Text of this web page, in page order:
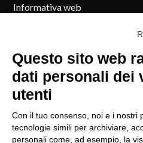
Informativa web
Reclami
Registro RUI
Procedura di policy
Modifica preferenze GDPR
Questo sito web
dati personali dei
utenti
Con il tuo consenso, noi e i nostri
tecnologie simili per archiviare,
personali come, ad esempio, la